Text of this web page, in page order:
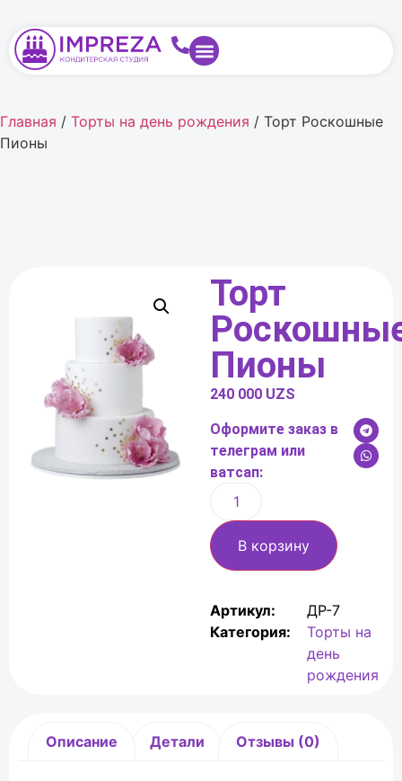
Главная / Торты на день рождения / Торт Роскошные
Пионы
Торт
Пионы
240 000 UZS
Оформите заказ в
телеграм или
ватсап:
В корзину
Артикул:
ДР-7
Категория:
Торты на
день
рождения
Описание Детали Отзывы (0)